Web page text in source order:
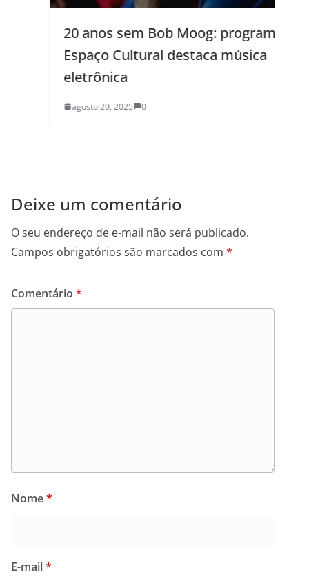
20 anos sem Bob Moog: programa
Espaço Cultural destaca música
eletrônica
agosto 20, 2025 0
Deixe um comentário
O seu endereço de e-mail não será publicado.
Campos obrigatórios são marcados com *
Comentário *
Nome*
E-mail*